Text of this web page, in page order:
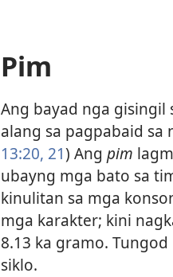
Pim
Ang bayad nga gisingil
alang sa pagpabaid
13:​20, 21) Ang pim
ubayng mga bato sa
kinulitan sa mga
mga karakter; kini
8.13 ka gramo.
siklo.